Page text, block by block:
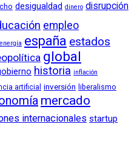
desigualdad dinero disrupción
empleo
energía españa estados
global
historia inflación
artificial inversión liberalismo
mercado
internacionales startup